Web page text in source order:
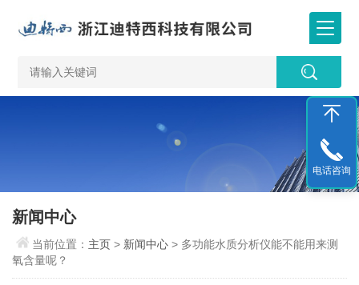
新闻中心
当前位置： 主页 > 新闻中心 > 多功能水质分析仪能不能用来测
氧含量呢？
电话咨询